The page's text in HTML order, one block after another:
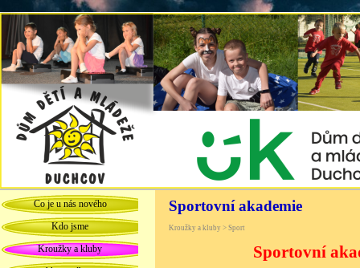
Co je u nás nového
Kdo jsme
Kroužky a kluby
Sportovní akademie
Kroužky a kluby > Sport
Sportovní